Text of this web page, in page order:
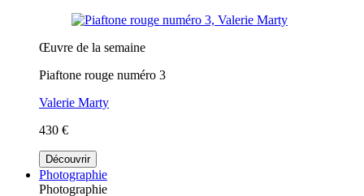
Œuvre de la semaine
Piaftone rouge numéro 3
Valerie Marty
430 €
Découvrir
Photographie
Photographie